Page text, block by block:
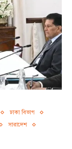
ঢাকা বিভাগ
সারাদেশ